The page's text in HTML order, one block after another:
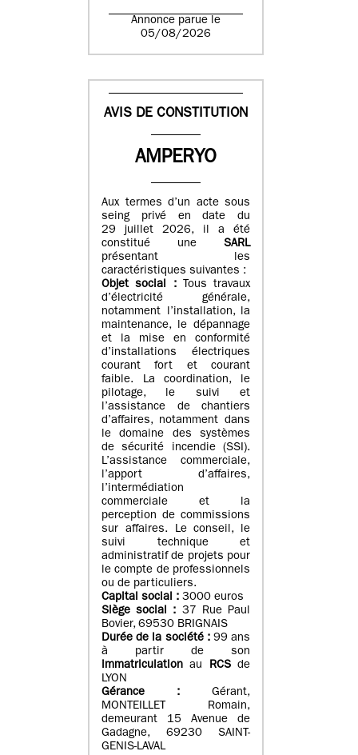
Annonce parue le
05/08/2026
AVIS DE CONSTITUTION
AMPERYO
Aux termes d’un acte sous
seing privé en date du
29 juillet 2026, il a été
constitué une SARL
présentant les
caractéristiques suivantes :
Objet social :
Tous travaux
d’électricité générale,
notamment l’installation, la
maintenance, le dépannage
et la mise en conformité
d’installations électriques
courant fort et courant
faible. La coordination, le
pilotage, le suivi et
l’assistance de chantiers
d’affaires, notamment dans
le domaine des systèmes
de sécurité incendie (SSI).
L’assistance commerciale,
l’apport d’affaires,
l’intermédiation
commerciale et la
perception de commissions
sur affaires. Le conseil, le
suivi technique et
administratif de projets pour
le compte de professionnels
ou de particuliers.
Capital social : 3000 euros
Siège social : 37 Rue Paul
Bovier, 69530 BRIGNAIS
Durée de la société : 99 ans
à partir de son
immatriculation au RCSde
LYON
Gérance :
Gérant,
MONTEILLET Romain,
demeurant 15 Avenue de
Gadagne, 69230 SAINT-
GENIS-LAVAL